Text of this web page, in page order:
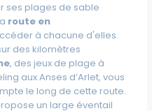
ses plages de sable
route en
à chacune d'elles.
des kilomètres
, des jeux de plage à
aux Anses d’Arlet, vous
le long de cette route.
un large éventail